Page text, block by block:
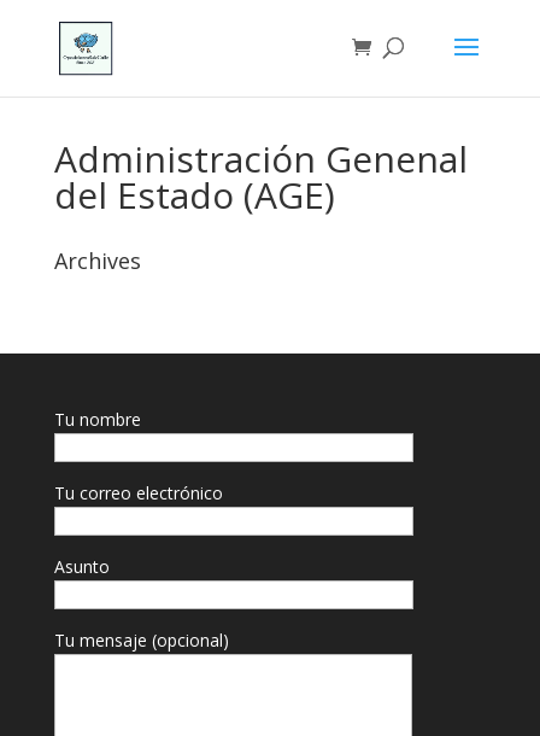
Administración Genenal
del Estado (AGE)
Archives
Tu nombre
Tu correo electrónico
Asunto
Tu mensaje (opcional)